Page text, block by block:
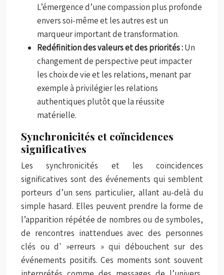
L’émergence d’une compassion plus profonde
envers soi-même et les autres est un
marqueur important de transformation.
Redéfinition des valeurs et des priorités :Un
changement de perspective peut impacter
les choix de vie et les relations, menant par
exemple à privilégier les relations
authentiques plutôt que la réussite
matérielle.
Synchronicités et coïncidences
significatives
Les synchronicités et les coïncidences
significatives sont des événements qui semblent
porteurs d’un sens particulier, allant au-delà du
simple hasard. Elles peuvent prendre la forme de
l’apparition répétée de nombres ou de symboles,
de rencontres inattendues avec des personnes
clés ou d' »erreurs » qui débouchent sur des
événements positifs. Ces moments sont souvent